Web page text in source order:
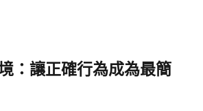
：讓正確行為成為最簡